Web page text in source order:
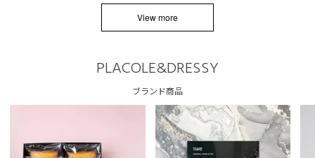
View more
PLACOLE&DRESSY
ブランド商品